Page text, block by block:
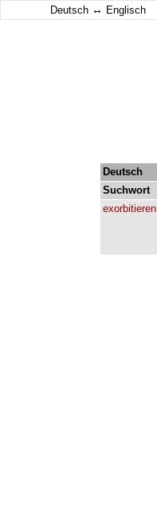
Deutsch ↔ Englisch
Deutsch
Suchwort
exorbitieren